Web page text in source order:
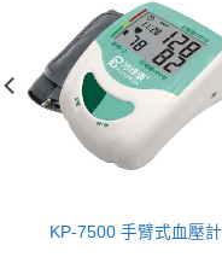
KP-7500 手臂式血壓計